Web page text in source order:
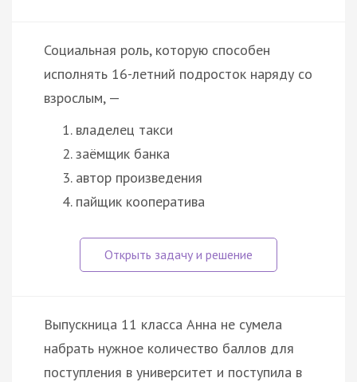
Социальная роль, которую способен
исполнять 16-летний подросток наряду со
взрослым, —
владелец такси
заёмщик банка
автор произведения
пайщик кооператива
Выпускница 11 класса Анна не сумела
набрать нужное количество баллов для
поступления в университет и поступила в